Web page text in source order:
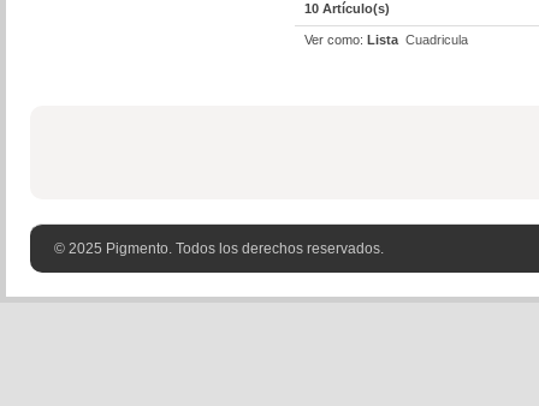
10 Artículo(s)
Ver como: Lista Cuadricula
© 2025 Pigmento. Todos los derechos reservados.